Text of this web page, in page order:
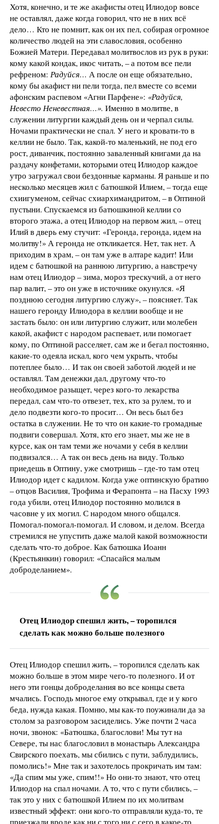
Хотя, конечно, и те же акафисты отец Илиодор вовсе
не оставлял, даже когда говорил, что не в них всё
дело… Кто не помнит, как он их пел, собирая огромное
количество людей на эти славословия, особенно
Божией Матери. Передавал молитвослов из рук в руки:
кому какой кондак, икос читать, – а потом все пели
рефреном: Радуйся… А после он еще обязательно,
кому бы акафист ни пели тогда, пел вместе со всеми
афонским распевом «Агни Парфене»: «Радуйся,
Невесто Неневестная…». Именно в молитве, в
служении литургии каждый день он и черпал силы.
Ночами практически не спал. У него и кровати-то в
келлии не было. Так, какой-то маленький, не под его
рост, диванчик, постоянно заваленный книгами да на
раздачу конфетами, которыми отец Илиодор каждое
утро загружал свои бездонные карманы. Я раньше и по
несколько месяцев жил с батюшкой Илием, – тогда еще
схиигуменом, сейчас схиархимандритом, – в Оптиной
пустыни. Спускаемся из батюшкиной келлии со
второго этажа, а отец Илиодор на первом жил, – отец
Илий в дверь ему стучит: «Геронда, геронда, идем на
молитву!» А геронда не откликается. Нет, так нет. А
приходим в храм, – он там уже в алтаре кадит! Или
идем с батюшкой на раннюю литургию, а навстречу
нам отец Илиодор – зима, мороз трескучий, а от него
пар валит, – это он уже в источнике окунулся. «Я
позднюю сегодня литургию служу», – поясняет. Так
нашего геронду Илиодора в келлии вообще и не
застать было: он или литургию служит, или молебен
какой, акафист с народом распевает, или помогает
кому, по Оптиной расселяет, сам же и бегал постоянно,
какие-то одеяла искал, кого чем укрыть, чтобы
потеплее было… И так он своей заботой людей и не
оставлял. Там денежки дал, другому что-то
необходимое разыщет, через кого-то лекарства
передал, сам что-то отвезет, тех, кто за рулем, то и
дело подвезти кого-то просит… Он весь был без
остатка в служении. Не то что он какие-то громадные
подвиги совершал. Хотя, кто его знает, мы же не в
курсе, как он там теми же ночами у себя в келлии
подвизался… А так он весь день на виду. Только
приедешь в Оптину, уже смотришь – где-то там отец
Илиодор идет с кадилом. Когда уже оптинскую братию
– отцов Василия, Трофима и Ферапонта – на Пасху 1993
года убили, отец Илиодор постоянно молился в
часовне у их могил. С народом много общался.
Помогал-помогал-помогал. И словом, и делом. Всегда
стремился не упустить даже малой какой возможности
сделать что-то доброе. Как батюшка Иоанн
(Крестьянкин) говорил: «Спасайся малым
доброделанием».
Отец Илиодор спешил жить, – торопился
сделать как можно больше полезного
Отец Илиодор спешил жить, – торопился сделать как
можно больше в этом мире чего-то полезного. И от
него эти гонцы доброделания во все концы света
мчались. Господь многое ему открывал, где и у кого
беда, нужда какая. Помню, мы как-то поужинали да за
столом за разговором засиделись. Уже почти 2 часа
ночи, звонок: «Батюшка, благослови! Мы тут на
Севере, ты нас благословил в монастырь Александра
Свирского поехать, мы сбились с пути, заблудились,
помолись!» Мне так и захотелось прокричать им там:
«Да спим мы уже, спим!!» Но они-то знают, что отец
Илиодор на спал ночами. А то, что с пути сбились, –
так это у них с батюшкой Илием по их молитвам
известный эффект: они кого-то отправляли куда-то, те
приезжали вроде как ни с того ни с сего в какое-то